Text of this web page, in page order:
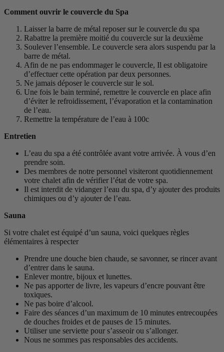
Comment ouvrir le couvercle du Spa
Laisser la barre de métal reposer sur le couvercle du spa
Rabattre la première moitié du couvercle sur la deuxième
Soulever l’ensemble. Le couvercle sera alors suspendu par la
barre de métal.
Afin de ne pas endommager le couvercle, Il est obligatoire
d’effectuer cette opération par deux personnes.
Ne jamais déposer le couvercle sur le sol.
Une fois le bain terminé, remettre le couvercle en place afin
d’éviter le refroidissement, l’évaporation et la contamination
de l’eau.
Remettre la température de l’eau à 100c
Entretien
L’eau du spa a été contrôlée avant votre arrivée. À vous d’en
prendre soin.
Des membres de notre personnel visiteront quotidiennement
votre chalet afin de vérifier l’état de votre spa.
Il est interdit de vidanger l’eau du spa, d’y ajouter des produits
chimiques ou d’y ajouter de l’eau.
Sauna
Si votre chalet est équipé d’un sauna, voici quelques règles
élémentaires à respecter
Prendre une douche bien chaude, se savonner, se rincer avant
d’entrer dans le sauna.
Enlever montre, bijoux et lunettes.
Ne pas apporter de livre, les vapeurs d’encre pouvant être
toxiques.
Ne pas boire d’alcool.
Faire des séances d’un maximum de 10 minutes entrecoupées
de douches froides et de pauses de 15 minutes.
Utiliser une serviette pour s’asseoir ou s’allonger.
Nous ne sommes pas responsables des accidents.